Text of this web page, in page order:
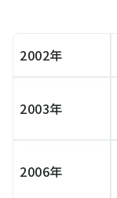
2002年
2003年
2006年